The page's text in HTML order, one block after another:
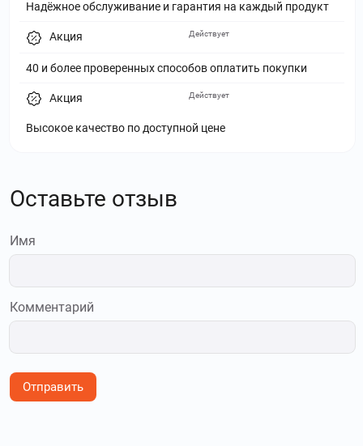
Надёжное обслуживание и гарантия на каждый продукт
Акция
40 и более проверенных способов оплатить покупки
Действует
Акция
Высокое качество по доступной цене
Действует
Оставьте отзыв
Имя
Комментарий
Отправить